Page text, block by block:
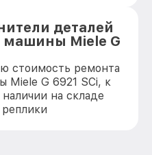
деталей
Miele G
стоимость ремонта
Miele G 6921 SCi, к
на складе